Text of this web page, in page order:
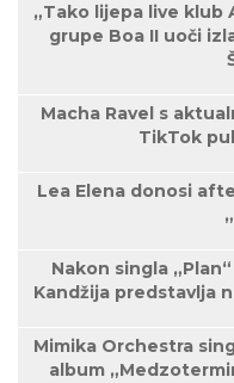
„Tako lijepa live klub
grupe Boa II uoči
Macha Ravel s
TikTok
Lea Elena donosi
Nakon singla
Kandžija predstavlja
Mimika Orchestra
album